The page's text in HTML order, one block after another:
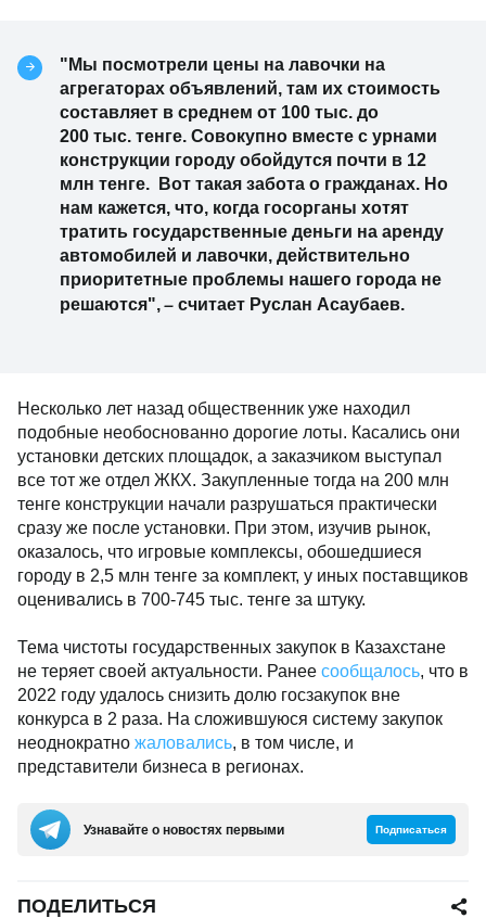
"Мы посмотрели цены на лавочки на
агрегаторах объявлений, там их стоимость
составляет в среднем от 100 тыс. до
200 тыс. тенге. Совокупно вместе с урнами
конструкции городу обойдутся почти в 12
млн тенге. Вот такая забота о гражданах. Но
нам кажется, что, когда госорганы хотят
тратить государственные деньги на аренду
автомобилей и лавочки, действительно
приоритетные проблемы нашего города не
решаются",– считает Руслан Асаубаев.
Несколько лет назад общественник уже находил
подобные необоснованно дорогие лоты. Касались они
установки детских площадок, а заказчиком выступал
все тот же отдел ЖКХ. Закупленные тогда на 200 млн
тенге конструкции начали разрушаться практически
сразу же после установки. При этом, изучив рынок,
оказалось, что игровые комплексы, обошедшиеся
городу в 2,5 млн тенге за комплект, у иных поставщиков
оценивались в 700-745 тыс. тенге за штуку.
Тема чистоты государственных закупок в Казахстане
не теряет своей актуальности. Ранее сообщалось, что в
2022 году удалось снизить долю госзакупок вне
конкурса в 2 раза. На сложившуюся систему закупок
неоднократно жаловались, в том числе, и
представители бизнеса в регионах.
Узнавайте о новостях первыми Подписаться
ПОДЕЛИТЬСЯ